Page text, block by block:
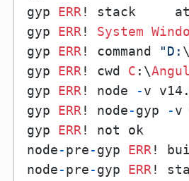
gyp ERR ! stack
gyp ERR ! System
gyp ERR ! command "D:
gyp ERR ! cwd C :\
gyp ERR ! node -v v14.
gyp ERR ! node-gyp -v
gyp ERR ! not ok
node-pre-gyp ERR !
node-pre-gyp ERR !